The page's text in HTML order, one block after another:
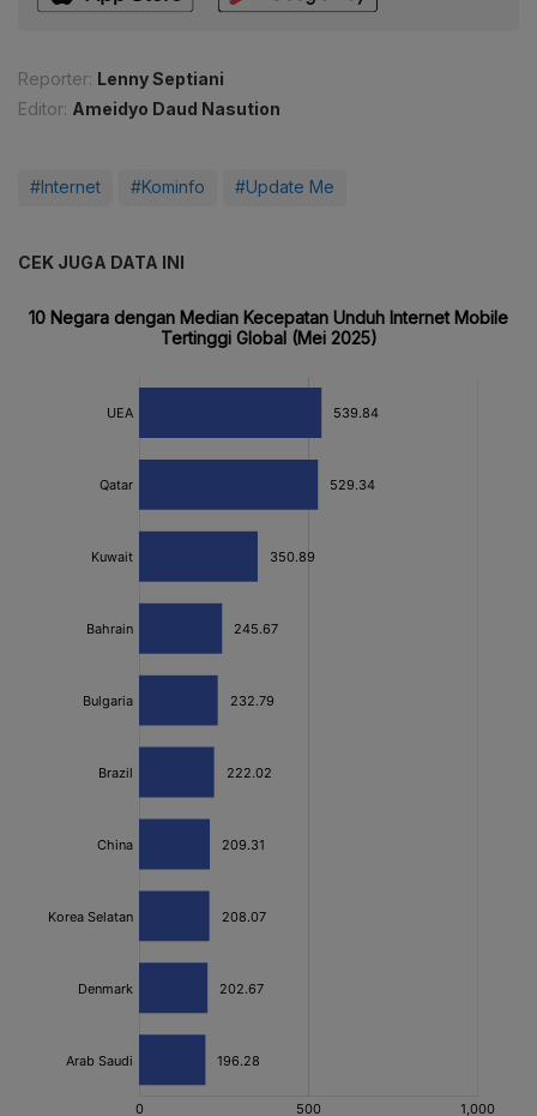
Reporter: Lenny Septiani
Editor: Ameidyo Daud Nasution
#Internet #Kominfo #Update Me
CEK JUGA DATA INI